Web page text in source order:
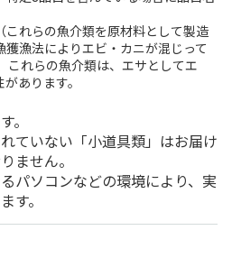
れらの魚介類を原材料として製造
漁法によりエビ・カニが混じって
これらの魚介類は、エサとしてエ
あります。
。
ていない「小道具類」はお届け
ません。
パソコンなどの環境により、実
す。